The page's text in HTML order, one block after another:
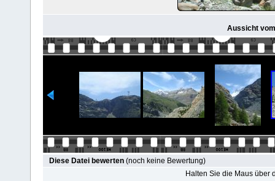
Aussicht
Diese Datei bewerten (noch keine Bewertung)
Halten Sie die Maus über